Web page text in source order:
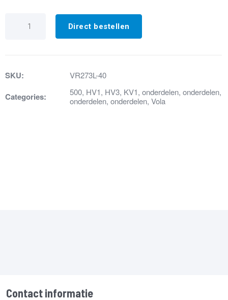
Bedieningshendel
aantal
Direct bestellen
SKU: VR273L-40
Categories: 500, HV1, HV3, KV1, onderdelen, onderdelen,
onderdelen, onderdelen, Vola
Contact informatie